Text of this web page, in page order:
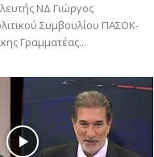
ΝΔ Γιώργος
Συμβουλίου ΠΑΣΟΚ-
Γραμματέας...